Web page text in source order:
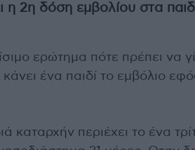
2η δόση εμβολίου στα
ερώτημα πότε πρέπει να
ένα παιδί το εμβόλιο
καταρχήν περιέχει το ένα